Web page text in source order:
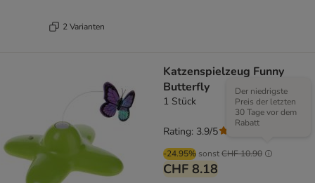
2 Varianten
Katzenspielzeug Funny
Butterfly
1 Stück
-24.95% sonstCHF 10.90
Der niedrigste
Preis der letzten
30 Tage vor dem
Rabatt
CHF 8.18
Rating: 3.9/5